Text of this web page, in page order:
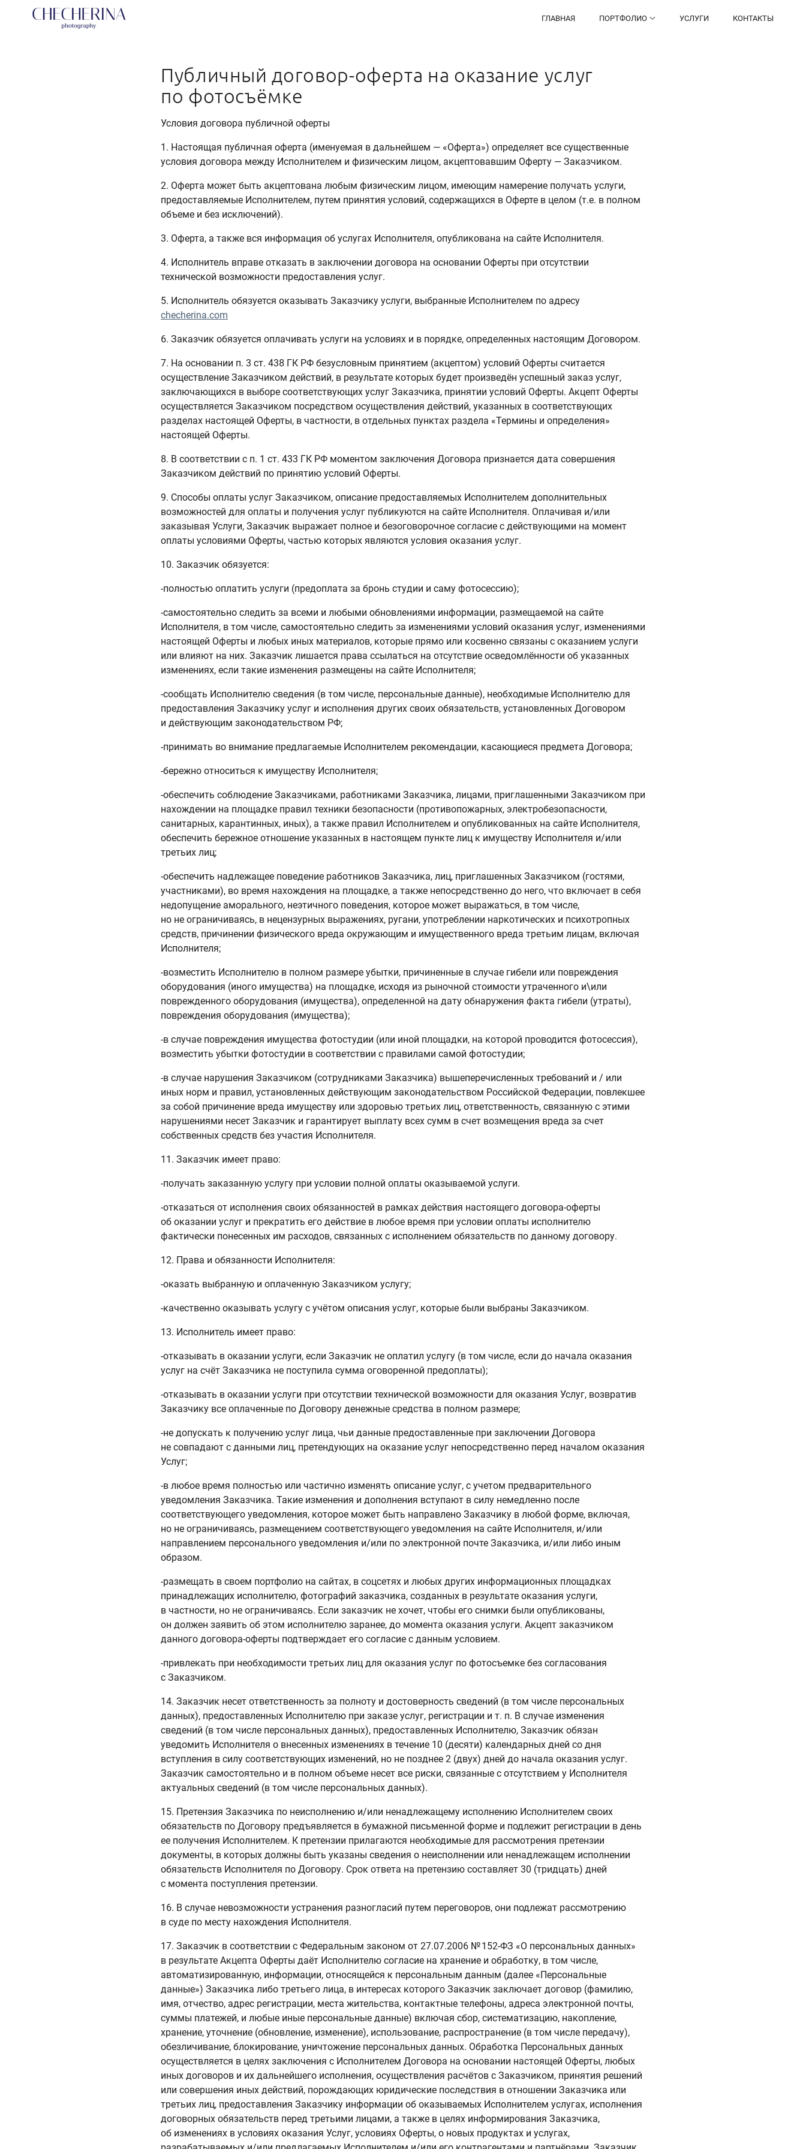
ГЛАВНАЯ ПОРТФОЛИО УСЛУГИ КОНТАКТЫ
Публичный договор-оферта на оказание услуг
по фотосъёмке
Условия договора публичной оферты
1. Настоящая публичная оферта (именуемая в дальнейшем — «Оферта») определяет все существенные
условия договора между Исполнителем и физическим лицом, акцептовавшим Оферту — Заказчиком.
2. Оферта может быть акцептована любым физическим лицом, имеющим намерение получать услуги,
предоставляемые Исполнителем, путем принятия условий, содержащихся в Оферте в целом (т.е. в полном
объеме и без исключений).
3. Оферта, а также вся информация об услугах Исполнителя, опубликована на сайте Исполнителя.
4. Исполнитель вправе отказать в заключении договора на основании Оферты при отсутствии
технической возможности предоставления услуг.
5. Исполнитель обязуется оказывать Заказчику услуги, выбранные Исполнителем по адресу
checherina.com
6. Заказчик обязуется оплачивать услуги на условиях и в порядке, определенных настоящим Договором.
7. На основании п. 3 ст. 438 ГК РФ безусловным принятием (акцептом) условий Оферты считается
осуществление Заказчиком действий, в результате которых будет произведён успешный заказ услуг,
заключающихся в выборе соответствующих услуг Заказчика, принятии условий Оферты. Акцепт Оферты
осуществляется Заказчиком посредством осуществления действий, указанных в соответствующих
разделах настоящей Оферты, в частности, в отдельных пунктах раздела «Термины и определения»
настоящей Оферты.
8. В соответствии с п. 1 ст. 433 ГК РФ моментом заключения Договора признается дата совершения
Заказчиком действий по принятию условий Оферты.
9. Способы оплаты услуг Заказчиком, описание предоставляемых Исполнителем дополнительных
возможностей для оплаты и получения услуг публикуются на сайте Исполнителя. Оплачивая и/или
заказывая Услуги, Заказчик выражает полное и безоговорочное согласие с действующими на момент
оплаты условиями Оферты, частью которых являются условия оказания услуг.
10. Заказчик обязуется:
-полностью оплатить услуги (предоплата за бронь студии и саму фотосессию);
-самостоятельно следить за всеми и любыми обновлениями информации, размещаемой на сайте
Исполнителя, в том числе, самостоятельно следить за изменениями условий оказания услуг, изменениями
настоящей Оферты и любых иных материалов, которые прямо или косвенно связаны с оказанием услуги
или влияют на них. Заказчик лишается права ссылаться на отсутствие осведомлённости об указанных
изменениях, если такие изменения размещены на сайте Исполнителя;
-сообщать Исполнителю сведения (в том числе, персональные данные), необходимые Исполнителю для
предоставления Заказчику услуг и исполнения других своих обязательств, установленных Договором
и действующим законодательством РФ;
-принимать во внимание предлагаемые Исполнителем рекомендации, касающиеся предмета Договора;
-бережно относиться к имуществу Исполнителя;
-обеспечить соблюдение Заказчиками, работниками Заказчика, лицами, приглашенными Заказчиком при
нахождении на площадке правил техники безопасности (противопожарных, электробезопасности,
санитарных, карантинных, иных), а также правил Исполнителем и опубликованных на сайте Исполнителя,
обеспечить бережное отношение указанных в настоящем пункте лиц к имуществу Исполнителя и/или
третьих лиц;
-обеспечить надлежащее поведение работников Заказчика, лиц, приглашенных Заказчиком (гостями,
участниками), во время нахождения на площадке, а также непосредственно до него, что включает в себя
недопущение аморального, неэтичного поведения, которое может выражаться, в том числе,
но не ограничиваясь, в нецензурных выражениях, ругани, употреблении наркотических и психотропных
средств, причинении физического вреда окружающим и имущественного вреда третьим лицам, включая
Исполнителя;
-возместить Исполнителю в полном размере убытки, причиненные в случае гибели или повреждения
оборудования (иного имущества) на площадке, исходя из рыночной стоимости утраченного и\или
поврежденного оборудования (имущества), определенной на дату обнаружения факта гибели (утраты),
повреждения оборудования (имущества);
-в случае повреждения имущества фотостудии (или иной площадки, на которой проводится фотосессия),
возместить убытки фотостудии в соответствии с правилами самой фотостудии;
-в случае нарушения Заказчиком (сотрудниками Заказчика) вышеперечисленных требований и / или
иных норм и правил, установленных действующим законодательством Российской Федерации, повлекшее
за собой причинение вреда имуществу или здоровью третьих лиц, ответственность, связанную с этими
нарушениями несет Заказчик и гарантирует выплату всех сумм в счет возмещения вреда за счет
собственных средств без участия Исполнителя.
11. Заказчик имеет право:
-получать заказанную услугу при условии полной оплаты оказываемой услуги.
-отказаться от исполнения своих обязанностей в рамках действия настоящего договора-оферты
об оказании услуг и прекратить его действие в любое время при условии оплаты исполнителю
фактически понесенных им расходов, связанных с исполнением обязательств по данному договору.
12. Права и обязанности Исполнителя:
-оказать выбранную и оплаченную Заказчиком услугу;
-качественно оказывать услугу с учётом описания услуг, которые были выбраны Заказчиком.
13. Исполнитель имеет право:
-отказывать в оказании услуги, если Заказчик не оплатил услугу (в том числе, если до начала оказания
услуг на счёт Заказчика не поступила сумма оговоренной предоплаты);
-отказывать в оказании услуги при отсутствии технической возможности для оказания Услуг, возвратив
Заказчику все оплаченные по Договору денежные средства в полном размере;
-не допускать к получению услуг лица, чьи данные предоставленные при заключении Договора
не совпадают с данными лиц, претендующих на оказание услуг непосредственно перед началом оказания
Услуг;
-в любое время полностью или частично изменять описание услуг, с учетом предварительного
уведомления Заказчика. Такие изменения и дополнения вступают в силу немедленно после
соответствующего уведомления, которое может быть направлено Заказчику в любой форме, включая,
но не ограничиваясь, размещением соответствующего уведомления на сайте Исполнителя, и/или
направлением персонального уведомления и/или по электронной почте Заказчика, и/или либо иным
образом.
-размещать в своем портфолио на сайтах, в соцсетях и любых других информационных площадках
принадлежащих исполнителю, фотографий заказчика, созданных в результате оказания услуги,
в частности, но не ограничиваясь. Если заказчик не хочет, чтобы его снимки были опубликованы,
он должен заявить об этом исполнителю заранее, до момента оказания услуги. Акцепт заказчиком
данного договора-оферты подтверждает его согласие с данным условием.
-привлекать при необходимости третьих лиц для оказания услуг по фотосъемке без согласования
с Заказчиком.
14. Заказчик несет ответственность за полноту и достоверность сведений (в том числе персональных
данных), предоставленных Исполнителю при заказе услуг, регистрации и т. п. В случае изменения
сведений (в том числе персональных данных), предоставленных Исполнителю, Заказчик обязан
уведомить Исполнителя о внесенных изменениях в течение 10 (десяти) календарных дней со дня
вступления в силу соответствующих изменений, но не позднее 2 (двух) дней до начала оказания услуг.
Заказчик самостоятельно и в полном объеме несет все риски, связанные с отсутствием у Исполнителя
актуальных сведений (в том числе персональных данных).
15. Претензия Заказчика по неисполнению и/или ненадлежащему исполнению Исполнителем своих
обязательств по Договору предъявляется в бумажной письменной форме и подлежит регистрации в день
ее получения Исполнителем. К претензии прилагаются необходимые для рассмотрения претензии
документы, в которых должны быть указаны сведения о неисполнении или ненадлежащем исполнении
обязательств Исполнителя по Договору. Срок ответа на претензию составляет 30 (тридцать) дней
с момента поступления претензии.
16. В случае невозможности устранения разногласий путем переговоров, они подлежат рассмотрению
в суде по месту нахождения Исполнителя.
17. Заказчик в соответствии с Федеральным законом от 27.07.2006 № 152-ФЗ «О персональных данных»
в результате Акцепта Оферты даёт Исполнителю согласие на хранение и обработку, в том числе,
автоматизированную, информации, относящейся к персональным данным (далее «Персональные
данные») Заказчика либо третьего лица, в интересах которого Заказчик заключает договор (фамилию,
имя, отчество, адрес регистрации, места жительства, контактные телефоны, адреса электронной почты,
суммы платежей, и любые иные персональные данные) включая сбор, систематизацию, накопление,
хранение, уточнение (обновление, изменение), использование, распространение (в том числе передачу),
обезличивание, блокирование, уничтожение персональных данных. Обработка Персональных данных
осуществляется в целях заключения с Исполнителем Договора на основании настоящей Оферты, любых
иных договоров и их дальнейшего исполнения, осуществления расчётов с Заказчиком, принятия решений
или совершения иных действий, порождающих юридические последствия в отношении Заказчика или
третьих лиц, предоставления Заказчику информации об оказываемых Исполнителем услугах, исполнения
договорных обязательств перед третьими лицами, а также в целях информирования Заказчика,
об изменениях в условиях оказания Услуг, условиях Оферты, о новых продуктах и услугах,